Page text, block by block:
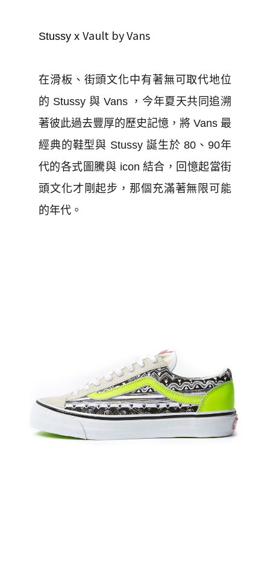
Stussy x Vault by Vans
在滑板、街頭文化中有著無可取代地位
的 Stussy 與 Vans ，今年夏天共同追溯
著彼此過去豐厚的歷史記憶，將 Vans 最
經典的鞋型與 Stussy 誕生於 80、90年
代的各式圖騰與 icon 結合，回憶起當街
頭文化才剛起步，那個充滿著無限可能
的年代。